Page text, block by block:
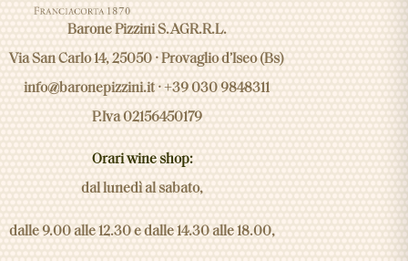
Barone Pizzini S.AGR.R.L.
Via San Carlo 14, 25050 · Provaglio d’Iseo (Bs)
info@baronepizzini.it · +39 030 9848311
P.Iva 02156450179
Orari wine shop:
dal lunedì al sabato,
dalle 9.00 alle 12.30 e dalle 14.30 alle 18.00,